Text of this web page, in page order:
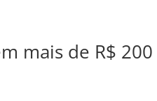
mais de R$ 200